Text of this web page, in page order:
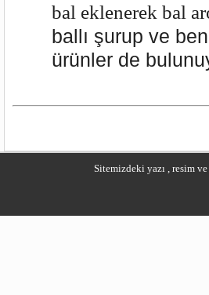
bal eklenerek bal
ballı şurup ve
ürünler de
Sitemizdeki yazı , resim